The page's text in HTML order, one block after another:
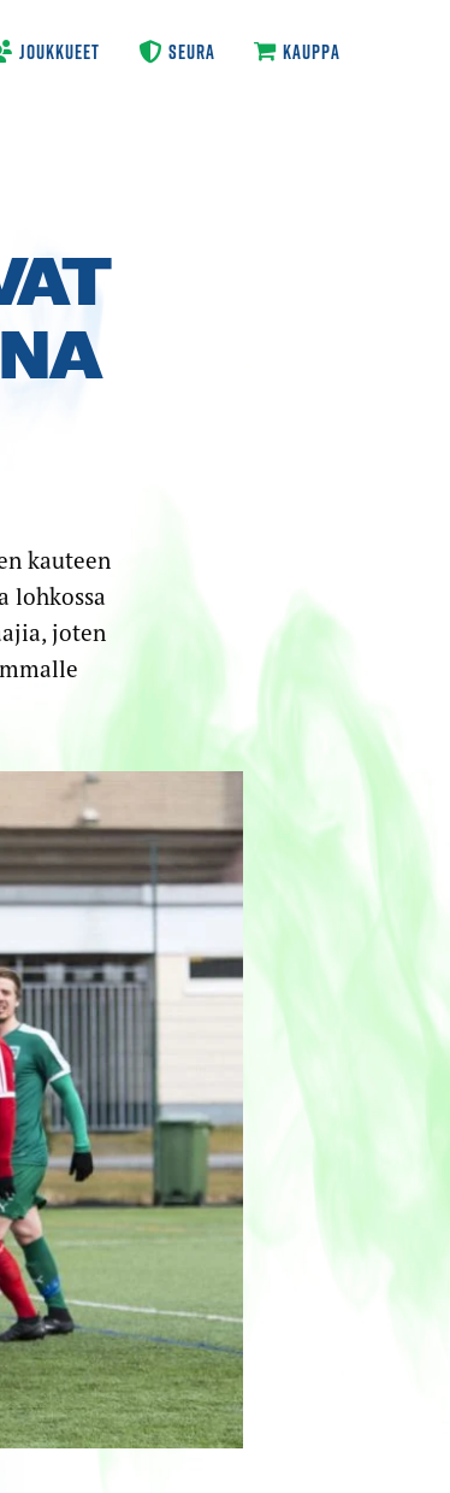
JOUKKUEET SEURA KAUPPA
kauteen
lohkossa
joten